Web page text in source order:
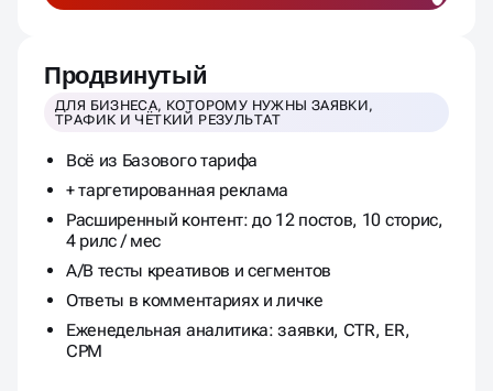
Продвинутый
ДЛЯ БИЗНЕСА, КОТОРОМУ НУЖНЫ ЗАЯВКИ,
ТРАФИК И ЧЁТКИЙ РЕЗУЛЬТАТ
Всё из Базового тарифа
+ таргетированная реклама
Расширенный контент: до 12 постов, 10 сторис,
4 рилс / мес
A/B тесты креативов и сегментов
Ответы в комментариях и личке
Еженедельная аналитика: заявки, CTR, ER,
CPM